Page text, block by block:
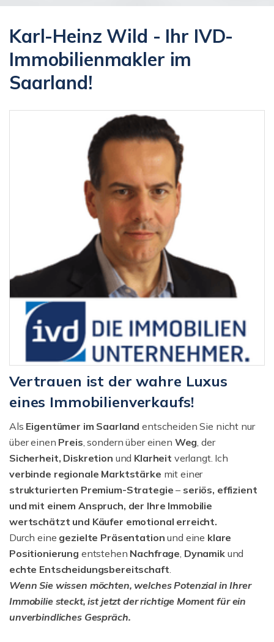
Karl-Heinz Wild - Ihr IVD-
Immobilienmakler im
Saarland!
Vertrauen ist der wahre Luxus
eines Immobilienverkaufs!
Als Eigentümer im Saarland entscheiden Sie nicht nur
über einen Preis, sondern über einen Weg, der
Sicherheit, Diskretion und Klarheit verlangt. Ich
verbinde regionale Marktstärke mit einer
strukturierten Premium-Strategie – seriös, effizient
und mit einem Anspruch, der Ihre Immobilie
wertschätzt und Käufer emotional erreicht.
Durch eine gezielte Präsentation und eine klare
Positionierung entstehen Nachfrage, Dynamikund
echte Entscheidungsbereitschaft.
Wenn Sie wissen möchten, welches Potenzial in Ihrer
Immobilie steckt, ist jetzt der richtige Moment für ein
unverbindliches Gespräch.